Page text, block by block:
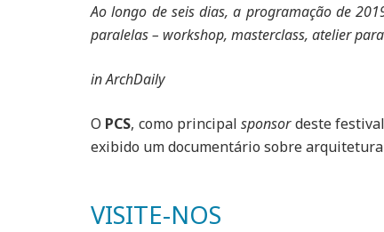
Ao longo de seis dias, a programação de
paralelas – workshop, masterclass, atelier
in ArchDaily
O PCS, como principalsponsordeste
exibido um documentário sobre
VISITE-NOS